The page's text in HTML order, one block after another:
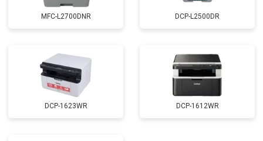
MFC-L2700DNR DCP-L2500DR
DCP-1623WR DCP-1612WR